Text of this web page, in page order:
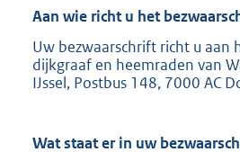
Aan wie richt u het
Uw bezwaarschrift richt u aan
dijkgraaf en heemraden van
IJssel, Postbus 148, 7000 AC
Wat staat er in uw